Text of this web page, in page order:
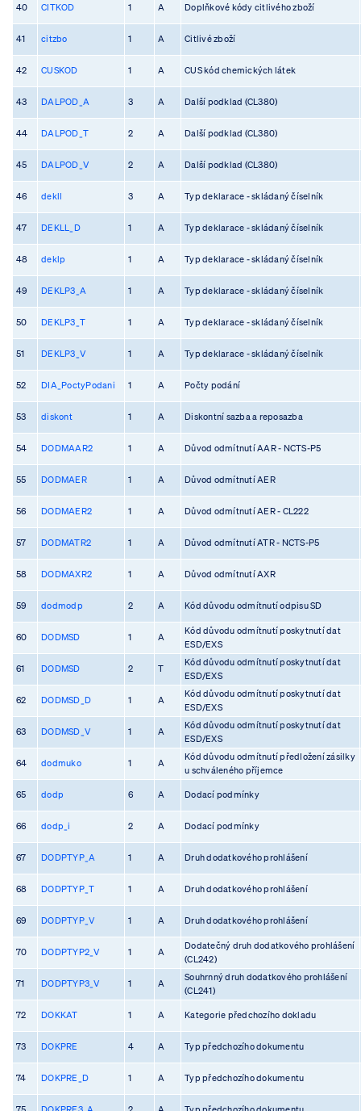
40 CITKOD 1 A Doplňkové kódy citlivého zboží
41 citzbo 1 A Citlivé zboží
42 CUSKOD 1 A CUS kód chemických látek
43 DALPOD_A 3 A Další podklad (CL380)
44 DALPOD_T 2 A Další podklad (CL380)
45 DALPOD_V 2 A Další podklad (CL380)
46 dekll 3 A Typ deklarace - skládaný číselník
47 DEKLL_D 1 A Typ deklarace - skládaný číselník
48 deklp 1 A Typ deklarace - skládaný číselník
49 DEKLP3_A 1 A Typ deklarace - skládaný číselník
50 DEKLP3_T 1 A Typ deklarace - skládaný číselník
51 DEKLP3_V 1 A Typ deklarace - skládaný číselník
52 DIA_PoctyPodani 1 A Počty podání
53 diskont 1 A Diskontní sazba a reposazba
54 DODMAAR2 1 A Důvod odmítnutí AAR - NCTS-P5
55 DODMAER 1 A Důvod odmítnutí AER
56 DODMAER2 1 A Důvod odmítnutí AER - CL222
57 DODMATR2 1 A Důvod odmítnutí ATR - NCTS-P5
58 DODMAXR2 1 A Důvod odmítnutí AXR
59 dodmodp 2 A Kód důvodu odmítnutí odpisu SD
60 DODMSD 1 A
Kód důvodu odmítnutí poskytnutí dat
ESD/EXS
61 DODMSD 2 T
Kód důvodu odmítnutí poskytnutí dat
ESD/EXS
62 DODMSD_D 1 A
Kód důvodu odmítnutí poskytnutí dat
ESD/EXS
63 DODMSD_V 1 A
Kód důvodu odmítnutí poskytnutí dat
ESD/EXS
64 dodmuko 1 A
Kód důvodu odmítnutí předložení zásilky
u schváleného příjemce
65 dodp 6 A Dodací podmínky
66 dodp_i 2 A Dodací podmínky
67 DODPTYP_A 1 A Druh dodatkového prohlášení
68 DODPTYP_T 1 A Druh dodatkového prohlášení
69 DODPTYP_V 1 A Druh dodatkového prohlášení
70 DODPTYP2_V 1 A
Dodatečný druh dodatkového prohlášení
(CL242)
71 DODPTYP3_V 1 A
Souhrnný druh dodatkového prohlášení
(CL241)
72 DOKKAT 1 A Kategorie předchozího dokladu
73 DOKPRE 4 A Typ předchozího dokumentu
74 DOKPRE_D 1 A Typ předchozího dokumentu